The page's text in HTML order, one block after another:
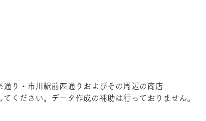
通り・市川駅前西通りおよびその周辺の商店
ください。データ作成の補助は行っておりません。